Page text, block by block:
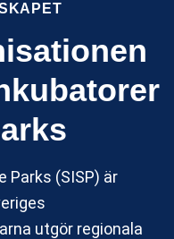
Parks (SISP) är
utgör regionala